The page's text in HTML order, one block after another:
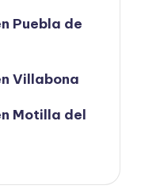
Puebla de
Villabona
Motilla del